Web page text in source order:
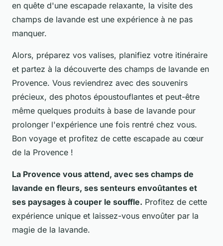
en quête d'une escapade relaxante, la visite des
champs de lavande est une expérience à ne pas
manquer.
Alors, préparez vos valises, planifiez votre itinéraire
et partez à la découverte des champs de lavande en
Provence. Vous reviendrez avec des souvenirs
précieux, des photos époustouflantes et peut-être
même quelques produits à base de lavande pour
prolonger l'expérience une fois rentré chez vous.
Bon voyage et profitez de cette escapade au cœur
de la Provence !
La Provence vous attend, avec ses champs de
lavande en fleurs, ses senteurs envoûtantes et
ses paysages à couper le souffle. Profitez de cette
expérience unique et laissez-vous envoûter par la
magie de la lavande.